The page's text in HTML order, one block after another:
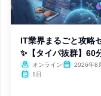
IT業界まるごと攻略
✨【タイパ抜群】60
オンライン
2026年8
1日